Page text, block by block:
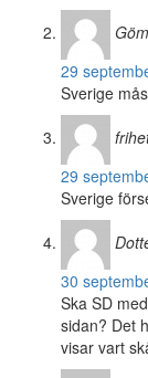
29
Sverige
29
Sverige
30
Ska SD
sidan? Det
visar vart